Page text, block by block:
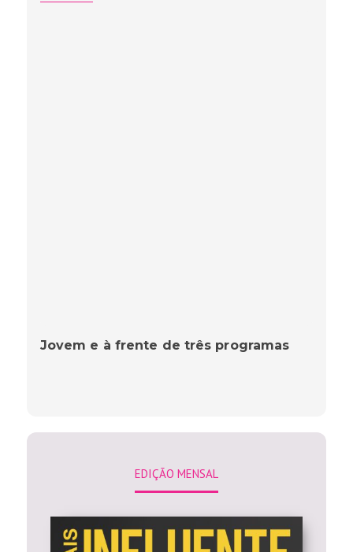
Jovem e à frente de três programas
EDIÇÃO MENSAL